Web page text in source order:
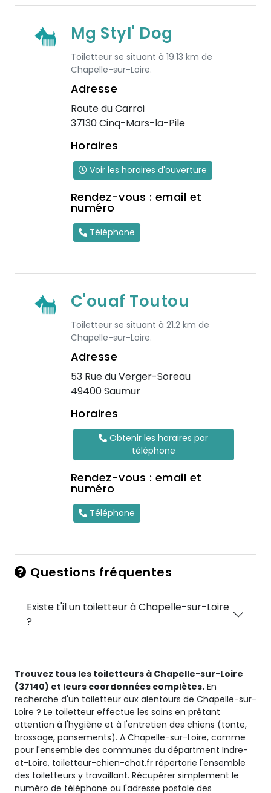
Mg Styl' Dog
Toiletteur se situant à 19.13 km de
Chapelle-sur-Loire.
Adresse
Route du Carroi
37130 Cinq-Mars-la-Pile
Horaires
Voir les horaires d'ouverture
Rendez-vous : email et
numéro
Téléphone
C'ouaf Toutou
Toiletteur se situant à 21.2 km de
Chapelle-sur-Loire.
Adresse
53 Rue du Verger-Soreau
49400 Saumur
Horaires
Obtenir les horaires par
téléphone
Rendez-vous : email et
numéro
Téléphone
Questions fréquentes
Existe t'il un toiletteur à Chapelle-sur-Loire
?
Trouvez tous les toiletteurs à Chapelle-sur-Loire
(37140) et leurs coordonnées complètes. En
recherche d'un toiletteur aux alentours de Chapelle-sur-
Loire ? Le toiletteur effectue les soins en prêtant
attention à l'hygiène et à l'entretien des chiens (tonte,
brossage, pansements). A Chapelle-sur-Loire, comme
pour l'ensemble des communes du départment Indre-
et-Loire, toiletteur-chien-chat.fr répertorie l'ensemble
des toiletteurs y travaillant. Récupérer simplement le
numéro de téléphone ou l'adresse postale des